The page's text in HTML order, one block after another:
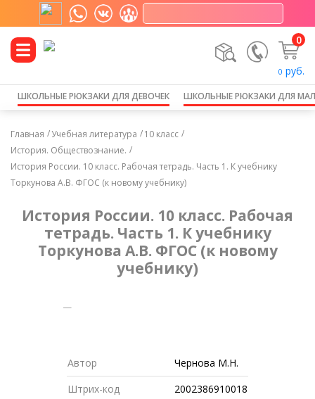
0
0 руб.
ШКОЛЬНЫЕ РЮКЗАКИ ДЛЯ ДЕВОЧЕК ШКОЛЬНЫЕ РЮКЗАКИ ДЛЯ
Главная Учебная литература
10 класс
История. Обществознание.
История России. 10 класс. Рабочая тетрадь. Часть 1. К учебнику
Торкунова А.В. ФГОС (к новому учебнику)
История России. 10 класс. Рабочая
тетрадь. Часть 1. К учебнику
Торкунова А.В. ФГОС (к новому
учебнику)
Автор
Чернова М.Н.
Штрих-код
2002386910018